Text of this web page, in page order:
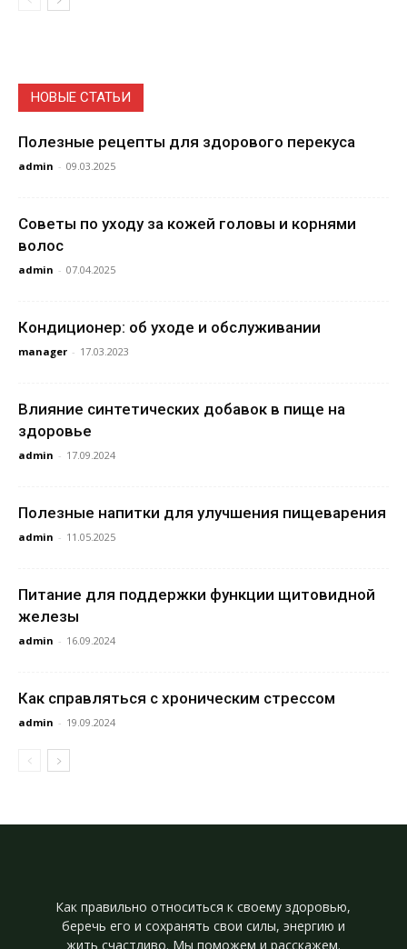
НОВЫЕ СТАТЬИ
Полезные рецепты для здорового перекуса
admin - 09.03.2025
Советы по уходу за кожей головы и корнями
волос
admin - 07.04.2025
Кондиционер: об уходе и обслуживании
manager - 17.03.2023
Влияние синтетических добавок в пище на
здоровье
admin - 17.09.2024
Полезные напитки для улучшения пищеварения
admin - 11.05.2025
Питание для поддержки функции щитовидной
железы
admin - 16.09.2024
Как справляться с хроническим стрессом
admin - 19.09.2024
Как правильно относиться к своему здоровью,
беречь его и сохранять свои силы, энергию и
жить счастливо. Мы поможем и расскажем.